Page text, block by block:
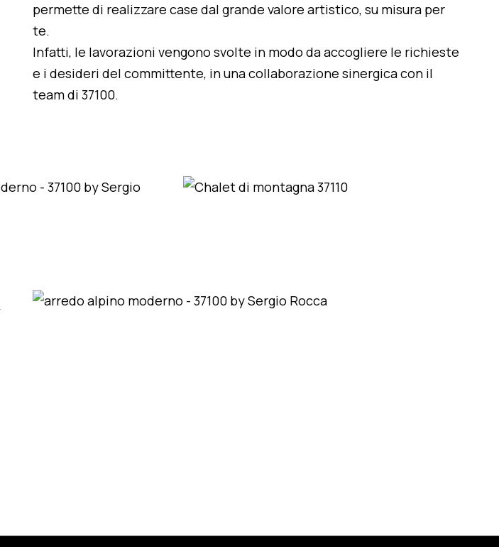
permette di realizzare case dal grande valore artistico, su misura per
te.
Infatti, le lavorazioni vengono svolte in modo da accogliere le richieste
e i desideri del committente, in una collaborazione sinergica con il
team di 37100.